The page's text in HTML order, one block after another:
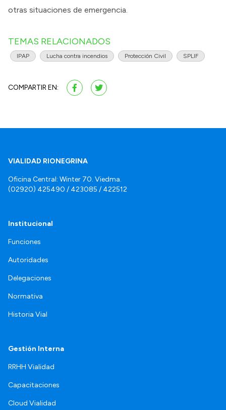
otras situaciones de emergencia.
TEMAS RELACIONADOS
IPAP Lucha contra incendios Protección Civil SPLIF
COMPARTIR EN:
VIALIDAD RIONEGRINA
Oficina Central: Winter 70. Viedma.
(02920) 425490 / 423085 / 422512
Institucional
Funciones
Autoridades
Delegaciones
Normativa
Historia Vial
Gestión Interna
RRHH Vialidad
Capacitaciones
Cloud Vialidad